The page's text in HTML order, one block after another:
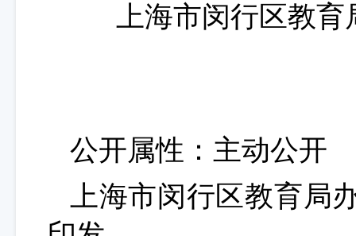
上海市闵行区教育
公开属性：主动公开
上海市闵行区教育局